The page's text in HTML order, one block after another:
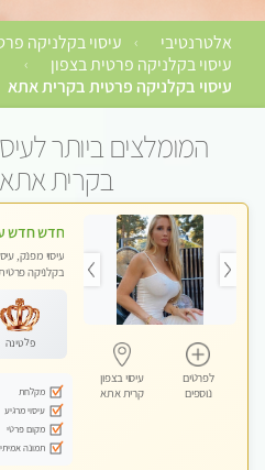
אלטרנטיבי › עיסוי בקלניקה
עיסוי בקלניקה פרטית בצפון ›
עיסוי בקלניקה פרטית בקרית אתא
המומלצים ביותר
בקרית
לפרטים
נוספים
עיסוי בצפון
קרית אתא
עיסוי מפנק,
בקלניקה
פלטינה
מקלחת
עיסוי מרגיע
מקום פרטי
תמונה